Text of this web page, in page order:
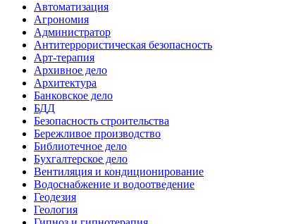
Автоматизация
Агрономия
Администратор
Антитеррористическая безопасность
Арт-терапия
Архивное дело
Архитектура
Банковское дело
БДД
Безопасность строительства
Бережливое производство
Библиотечное дело
Бухгалтерское дело
Вентиляция и кондиционирование
Водоснабжение и водоотведение
Геодезия
Геология